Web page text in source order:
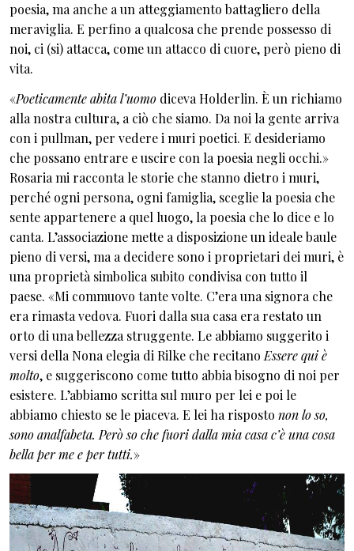
poesia, ma anche a un atteggiamento battagliero della
meraviglia. E perfino a qualcosa che prende possesso di
noi, ci (si) attacca, come un attacco di cuore, però pieno di
vita.
«Poeticamente abita l’uomo diceva Holderlin. È un richiamo
alla nostra cultura, a ciò che siamo. Da noi la gente arriva
con i pullman, per vedere i muri poetici. E desideriamo
che possano entrare e uscire con la poesia negli occhi.»
Rosaria mi racconta le storie che stanno dietro i muri,
perché ogni persona, ogni famiglia, sceglie la poesia che
sente appartenere a quel luogo, la poesia che lo dice e lo
canta. L’associazione mette a disposizione un ideale baule
pieno di versi, ma a decidere sono i proprietari dei muri, è
una proprietà simbolica subito condivisa con tutto il
paese. «Mi commuovo tante volte. C’era una signora che
era rimasta vedova. Fuori dalla sua casa era restato un
orto di una bellezza struggente. Le abbiamo suggerito i
versi della Nona elegia di Rilke che recitano Essere qui è
molto, e suggeriscono come tutto abbia bisogno di noi per
esistere. L’abbiamo scritta sul muro per lei e poi le
abbiamo chiesto se le piaceva. E lei ha risposto non lo so,
sono analfabeta. Però so che fuori dalla mia casa c’è una cosa
bella per me e per tutti.»